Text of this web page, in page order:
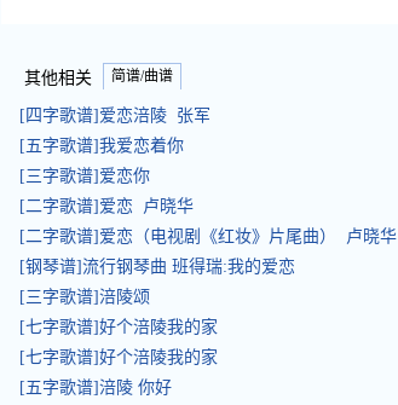
其他相关 简谱/曲谱
[四字歌谱]爱恋涪陵 张军
[五字歌谱]我爱恋着你
[三字歌谱]爱恋你
[二字歌谱]爱恋 卢晓华
[二字歌谱]爱恋（电视剧《红妆》片尾曲） 卢晓华
[钢琴谱]流行钢琴曲 班得瑞:我的爱恋
[三字歌谱]涪陵颂
[七字歌谱]好个涪陵我的家
[七字歌谱]好个涪陵我的家
[五字歌谱]涪陵 你好